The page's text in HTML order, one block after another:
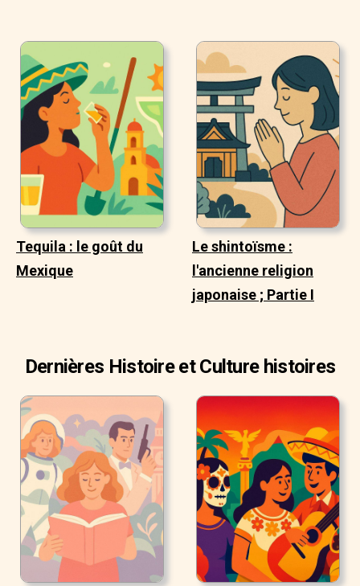
Tequila : le goût du
Mexique
Le shintoïsme :
l'ancienne religion
japonaise ; Partie I
Dernières Histoire et Culture histoires